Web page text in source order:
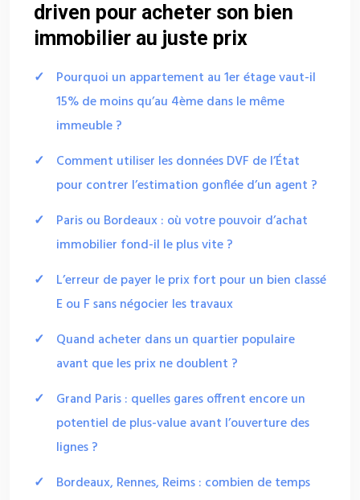
driven pour acheter son bien
immobilier au juste prix
Pourquoi un appartement au 1er étage vaut-il
15% de moins qu’au 4ème dans le même
immeuble ?
Comment utiliser les données DVF de l’État
pour contrer l’estimation gonflée d’un agent ?
Paris ou Bordeaux : où votre pouvoir d’achat
immobilier fond-il le plus vite ?
L’erreur de payer le prix fort pour un bien classé
E ou F sans négocier les travaux
Quand acheter dans un quartier populaire
avant que les prix ne doublent ?
Grand Paris : quelles gares offrent encore un
potentiel de plus-value avant l’ouverture des
lignes ?
Bordeaux, Rennes, Reims : combien de temps